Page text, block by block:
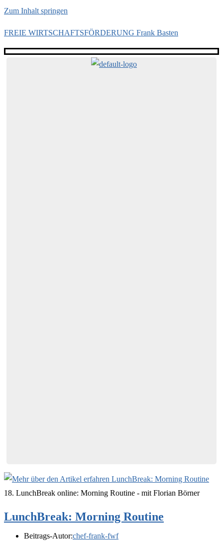
Zum Inhalt springen
FREIE WIRTSCHAFTSFÖRDERUNG Frank Basten
18. LunchBreak online: Morning Routine - mit Florian Börner
LunchBreak: Morning Routine
Beitrags-Autor:chef-frank-fwf